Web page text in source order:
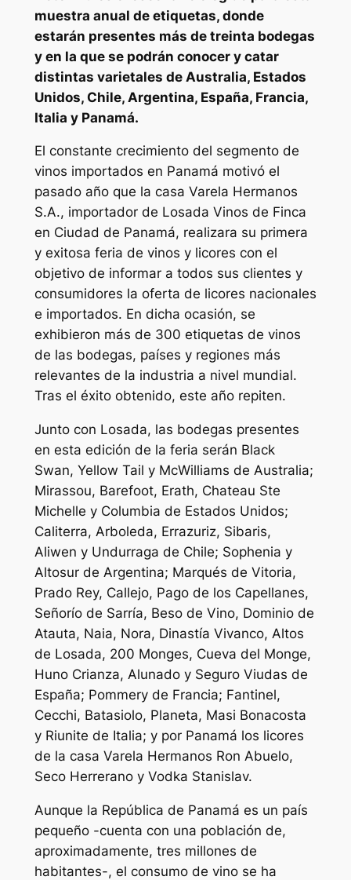
muestra anual de etiquetas, donde
estarán presentes más de treinta bodegas
y en la que se podrán conocer y catar
distintas varietales de Australia, Estados
Unidos, Chile, Argentina, España, Francia,
Italia y Panamá.
El constante crecimiento del segmento de
vinos importados en Panamá motivó el
pasado año que la casa Varela Hermanos
S.A., importador de Losada Vinos de Finca
en Ciudad de Panamá, realizara su primera
y exitosa feria de vinos y licores con el
objetivo de informar a todos sus clientes y
consumidores la oferta de licores nacionales
e importados. En dicha ocasión, se
exhibieron más de 300 etiquetas de vinos
de las bodegas, países y regiones más
relevantes de la industria a nivel mundial.
Tras el éxito obtenido, este año repiten.
Junto con Losada, las bodegas presentes
en esta edición de la feria serán Black
Swan, Yellow Tail y McWilliams de Australia;
Mirassou, Barefoot, Erath, Chateau Ste
Michelle y Columbia de Estados Unidos;
Caliterra, Arboleda, Errazuriz, Sibaris,
Aliwen y Undurraga de Chile; Sophenia y
Altosur de Argentina; Marqués de Vitoria,
Prado Rey, Callejo, Pago de los Capellanes,
Señorío de Sarría, Beso de Vino, Dominio de
Atauta, Naia, Nora, Dinastía Vivanco, Altos
de Losada, 200 Monges, Cueva del Monge,
Huno Crianza, Alunado y Seguro Viudas de
España; Pommery de Francia; Fantinel,
Cecchi, Batasiolo, Planeta, Masi Bonacosta
y Riunite de Italia; y por Panamá los licores
de la casa Varela Hermanos Ron Abuelo,
Seco Herrerano y Vodka Stanislav.
Aunque la República de Panamá es un país
pequeño -cuenta con una población de,
aproximadamente, tres millones de
habitantes-, el consumo de vino se ha